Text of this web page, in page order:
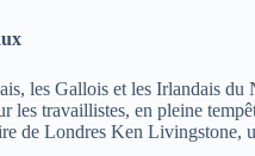
les Gallois et les Irlandais
les travaillistes, en pleine
de Londres Ken